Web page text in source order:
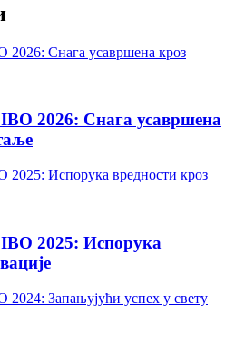
2026: Снага усавршена
2025: Испорука